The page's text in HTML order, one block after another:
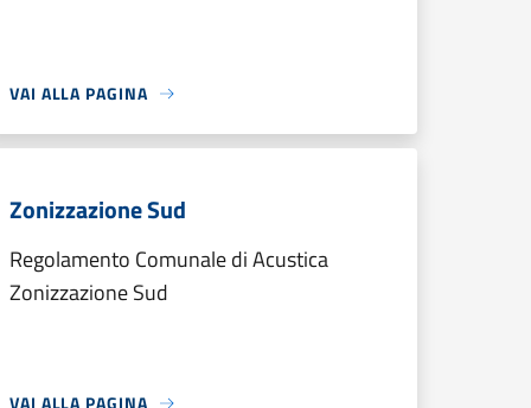
VAI ALLA PAGINA
Zonizzazione Sud
Regolamento Comunale di Acustica
Zonizzazione Sud
VAI ALLA PAGINA